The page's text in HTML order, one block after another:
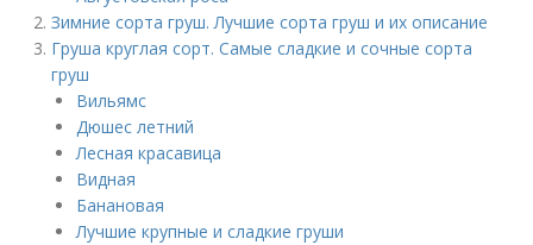
Зимние сорта груш. Лучшие сорта груш и их описание
Груша круглая сорт. Самые сладкие и сочные сорта
груш
Вильямс
Дюшес летний
Лесная красавица
Видная
Банановая
Лучшие крупные и сладкие груши